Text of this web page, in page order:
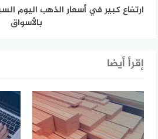
بالأسواق
إقرأ أيضا